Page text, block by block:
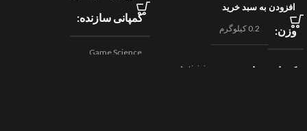
افزودن به سبد خرید
وزن 0.2 کیلوگرم
کمپانی سازنده
Activision
کمپانی سازنده
Game Science